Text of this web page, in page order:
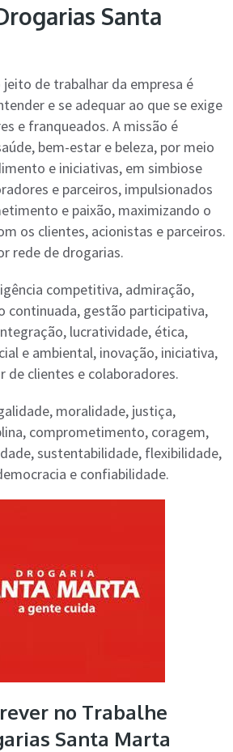
Santa
de trabalhar da empresa é
e se adequar ao que se exige
e franqueados. A missão é
bem-estar e beleza, por meio
e iniciativas, em simbiose
e parceiros, impulsionados
e paixão, maximizando o
os clientes, acionistas e parceiros.
rede de drogarias.
competitiva, admiração,
continuada, gestão participativa,
lucratividade, ética,
e ambiental, inovação, iniciativa,
de clientes e colaboradores.
moralidade, justiça,
comprometimento, coragem,
sustentabilidade, flexibilidade,
e confiabilidade.
no Trabalhe
Santa Marta